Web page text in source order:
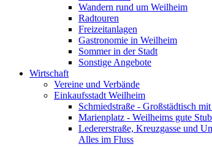
Wandern rund um Weilheim
Radtouren
Freizeitanlagen
Gastronomie in Weilheim
Sommer in der Stadt
Sonstige Angebote
Wirtschaft
Vereine und Verbände
Einkaufsstadt Weilheim
Schmiedstraße - Großstädtisch
Marienplatz - Weilheims gute
Ledererstraße, Kreuzgasse und
Alles im Fluss